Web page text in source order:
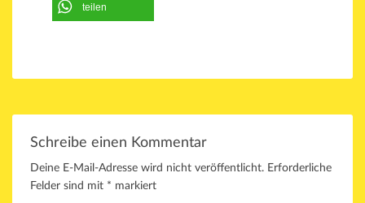
teilen
Schreibe einen Kommentar
Deine E-Mail-Adresse wird nicht veröffentlicht. Erforderliche
Felder sind mit * markiert